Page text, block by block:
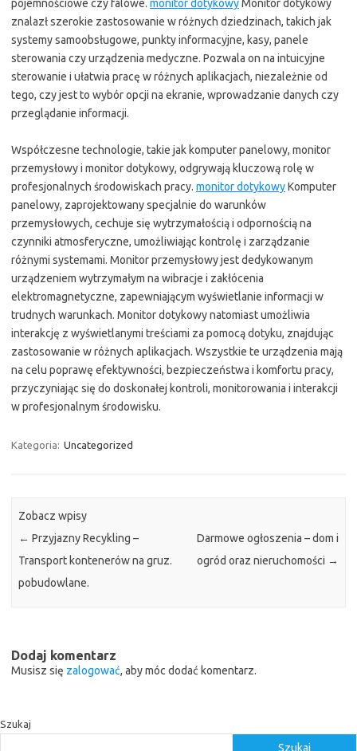
pojemnościowe czy falowe. monitor dotykowyMonitor dotykowy
znalazł szerokie zastosowanie w różnych dziedzinach, takich jak
systemy samoobsługowe, punkty informacyjne, kasy, panele
sterowania czy urządzenia medyczne. Pozwala on na intuicyjne
sterowanie i ułatwia pracę w różnych aplikacjach, niezależnie od
tego, czy jest to wybór opcji na ekranie, wprowadzanie danych czy
przeglądanie informacji.
Współczesne technologie, takie jak komputer panelowy, monitor
przemysłowy i monitor dotykowy, odgrywają kluczową rolę w
profesjonalnych środowiskach pracy. monitor dotykowyKomputer
panelowy, zaprojektowany specjalnie do warunków
przemysłowych, cechuje się wytrzymałością i odpornością na
czynniki atmosferyczne, umożliwiając kontrolę i zarządzanie
różnymi systemami. Monitor przemysłowy jest dedykowanym
urządzeniem wytrzymałym na wibracje i zakłócenia
elektromagnetyczne, zapewniającym wyświetlanie informacji w
trudnych warunkach. Monitor dotykowy natomiast umożliwia
interakcję z wyświetlanymi treściami za pomocą dotyku, znajdując
zastosowanie w różnych aplikacjach. Wszystkie te urządzenia mają
na celu poprawę efektywności, bezpieczeństwa i komfortu pracy,
przyczyniając się do doskonałej kontroli, monitorowania i interakcji
w profesjonalnym środowisku.
Kategoria: Uncategorized
Zobacz wpisy
← Przyjazny Recykling –
Transport kontenerów na gruz.
pobudowlane.
Darmowe ogłoszenia – dom i
ogród oraz nieruchomości →
Dodaj komentarz
Musisz się zalogować, aby móc dodać komentarz.
Szukaj
Szukaj